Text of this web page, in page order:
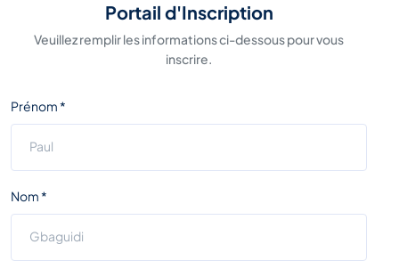
Portail d'Inscription
Veuillez remplir les informations ci-dessous pour vous
inscrire.
Prénom *
Nom *